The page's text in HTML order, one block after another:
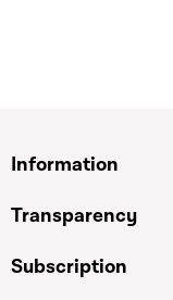
Information
Transparency
Subscription